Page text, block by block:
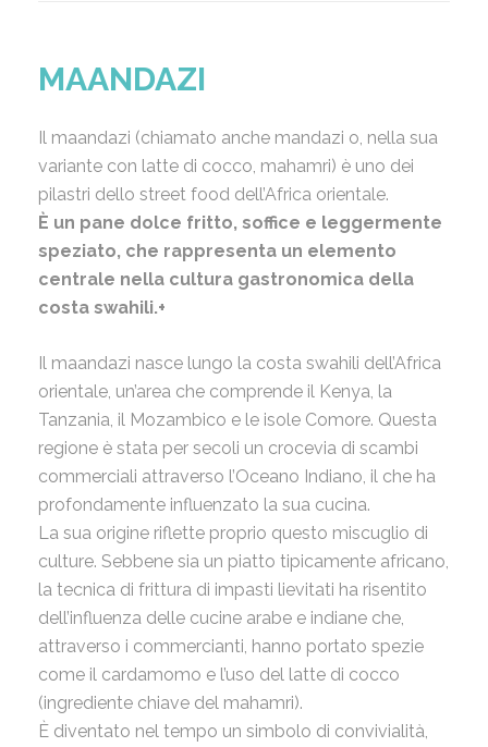
MAANDAZI
Il maandazi (chiamato anche mandazi o, nella sua
variante con latte di cocco, mahamri) è uno dei
pilastri dello street food dell’Africa orientale.
È un pane dolce fritto, soffice e leggermente
speziato, che rappresenta un elemento
centrale nella cultura gastronomica della
costa swahili.+
Il maandazi nasce lungo la costa swahili dell’Africa
orientale, un’area che comprende il Kenya, la
Tanzania, il Mozambico e le isole Comore. Questa
regione è stata per secoli un crocevia di scambi
commerciali attraverso l’Oceano Indiano, il che ha
profondamente influenzato la sua cucina.
La sua origine riflette proprio questo miscuglio di
culture. Sebbene sia un piatto tipicamente africano,
la tecnica di frittura di impasti lievitati ha risentito
dell’influenza delle cucine arabe e indiane che,
attraverso i commercianti, hanno portato spezie
come il cardamomo e l’uso del latte di cocco
(ingrediente chiave del mahamri).
È diventato nel tempo un simbolo di convivialità,